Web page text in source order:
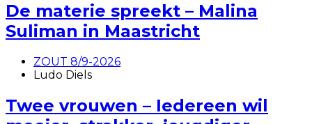
De materie spreekt – Malina
Suliman in Maastricht
ZOUT 8/9-2026
Ludo Diels
Twee vrouwen – Iedereen wil